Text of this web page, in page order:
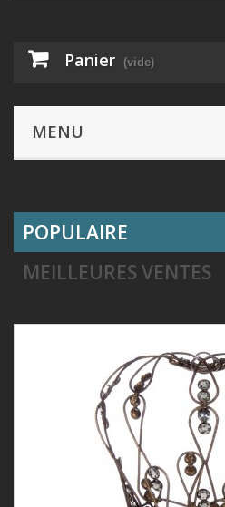
Panier (vide)
MENU
POPULAIRE
MEILLEURES VENTES